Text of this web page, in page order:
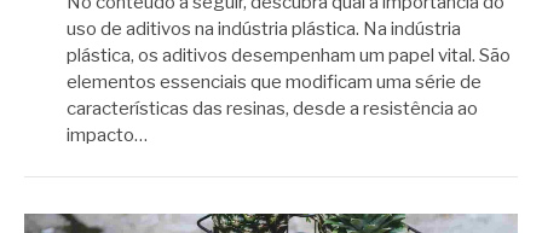
uso de aditivos na indústria plástica. Na indústria
plástica, os aditivos desempenham um papel vital. São
elementos essenciais que modificam uma série de
características das resinas, desde a resistência ao
impacto…